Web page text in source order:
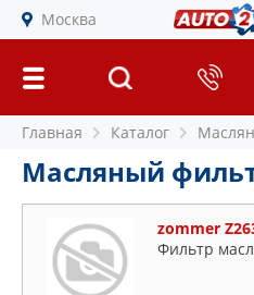
Москва
Главная Каталог
Масляный
zommer
Фильтр